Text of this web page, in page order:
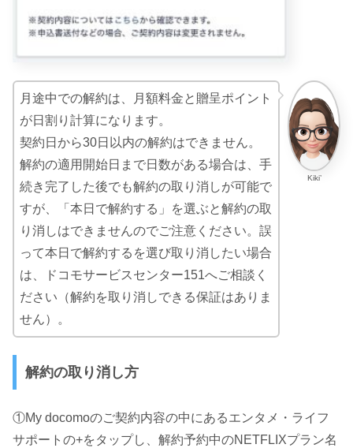
Kiki’
月途中での解約は、月額料金と贈呈ポイント
が日割り計算になります。
契約日から30日以内の解約はできません。
解約の適用開始日まで日数がある場合は、手
続き完了した後でも解約の取り消しが可能で
すが、「本日で解約する」を選ぶと解約の取
り消しはできませんのでご注意ください。誤
って本日で解約するを選び取り消したい場合
は、ドコモサービスセンター151へご相談く
ださい（解約を取り消しできる保証はありま
せん）。
解約の取り消し方
①My docomoのご契約内容の中にあるエンタメ・ライフ
サポートの+をタップし、解約予約中のNETFLIXプラン名